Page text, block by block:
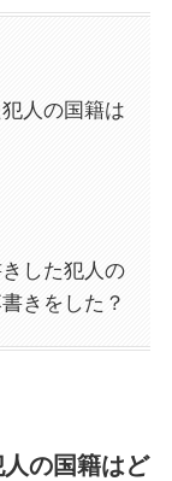
人の国籍は
した犯人の
きをした？
の国籍はど